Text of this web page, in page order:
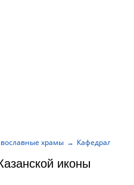
иконы
храмы Кафедральный